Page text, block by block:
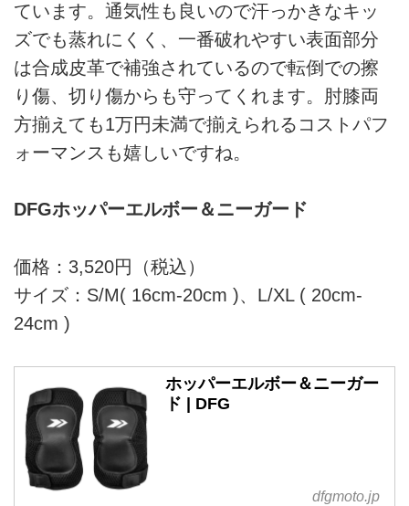
ています。通気性も良いので汗っかきなキッ
ズでも蒸れにくく、一番破れやすい表面部分
は合成皮革で補強されているので転倒での擦
り傷、切り傷からも守ってくれます。肘膝両
方揃えても1万円未満で揃えられるコストパフ
ォーマンスも嬉しいですね。
DFGホッパーエルボー＆ニーガード
価格：3,520円（税込）
サイズ：S/M( 16cm-20cm )、L/XL ( 20cm-
24cm )
ホッパーエルボー＆ニーガー
ド | DFG
dfgmoto.jp